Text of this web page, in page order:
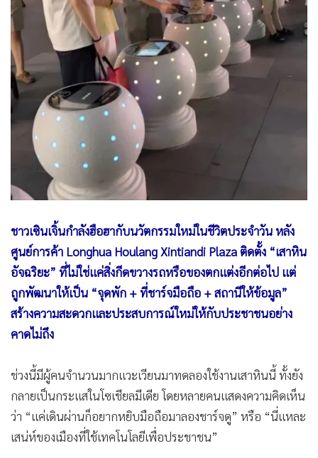
• ต่างประเทศ
• Special Scoop
• เศรษฐกิจ-ธุรกิจ
• จีน
• ชุมชน-คุณภาพชีวิต
•
อาชญากรรม
Motoring
เกม
• วิทยาศาสตร์
• หุ้น
• อินโดจีน
• กองทุนรวม
• Celeb Online
• Factcheck
• ญี่ปุ่น
News1
• Gotomanager
ชาวเซินเจิ้นกำลังฮือฮากับนวัตกรรมใหม่ในชีวิตประจำวัน หลัง
ศูนย์การค้า Longhua Houlang Xintiandi Plaza ติดตั้ง “เสาหิน
อัจฉริยะ” ที่ไม่ใช่แค่สิ่งกีดขวางรถหรือของตกแต่งอีกต่อไป แต่
ถูกพัฒนาให้เป็น “จุดพัก + ที่ชาร์จมือถือ + สถานีให้ข้อมูล”
สร้างความสะดวกและประสบการณ์ใหม่ให้กับประชาชนอย่าง
คาดไม่ถึง
ช่วงนี้มีผู้คนจำนวนมากแวะเวียนมาทดลองใช้งานเสาหินนี้ ทั้งยัง
กลายเป็นกระแสในโซเชียลมีเดีย โดยหลายคนแสดงความคิดเห็น
ว่า “แค่เดินผ่านก็อยากหยิบมือถือมาลองชาร์จดู” หรือ “นี่แหละ
เสน่ห์ของเมืองที่ใช้เทคโนโลยีเพื่อประชาชน”